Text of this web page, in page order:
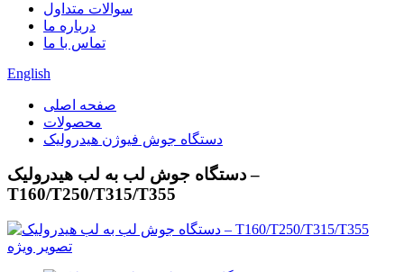
سوالات متداول
درباره ما
تماس با ما
English
صفحه اصلی
محصولات
دستگاه جوش فیوژن هیدرولیک
دستگاه جوش لب به لب هیدرولیک –
T160/T250/T315/T355